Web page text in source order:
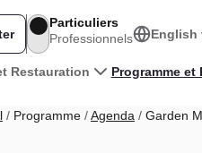
principale
Restauration Programme et
Particuliers
Professionnels
English
Programme Agenda Garden